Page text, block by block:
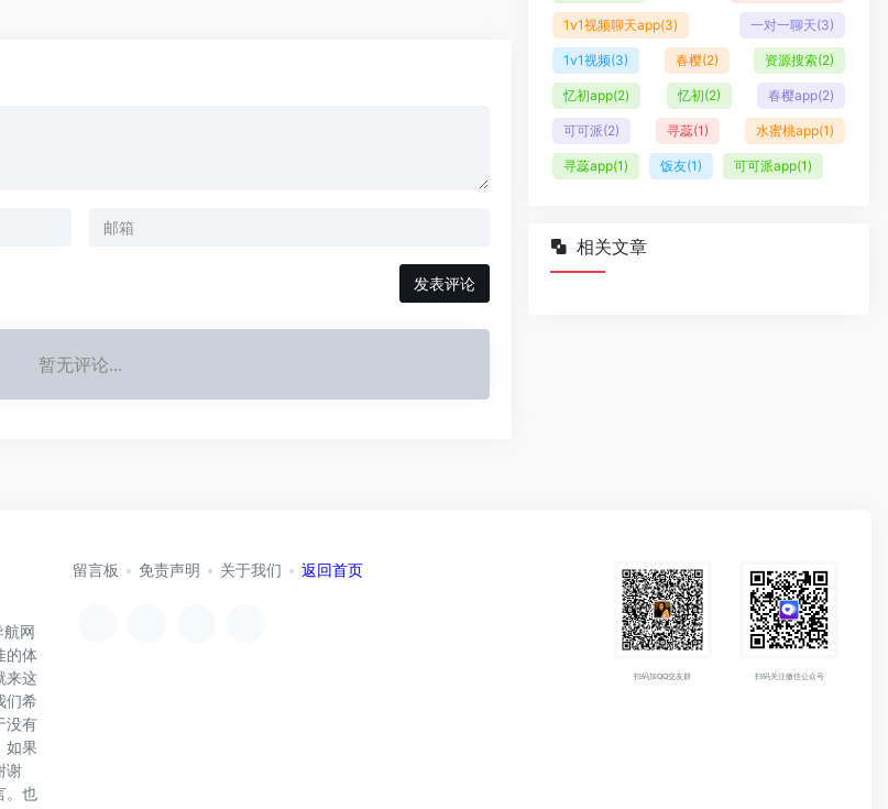
发表评论
暂无评论...
1v1视频聊天app(3) 一对一聊天(3)
1v1视频(3) 春樱(2) 资源搜索(2)
忆初app(2) 忆初(2) 春樱app(2)
可可派(2) 寻蕊(1) 水蜜桃app(1)
寻蕊app(1) 饭友(1) 可可派app(1)
相关文章
网
的体
来这
们希
没有
如果
谢
。也
留言板 免责声明 关于我们 返回首页
扫码加QQ交友群 扫码关注微信公众号